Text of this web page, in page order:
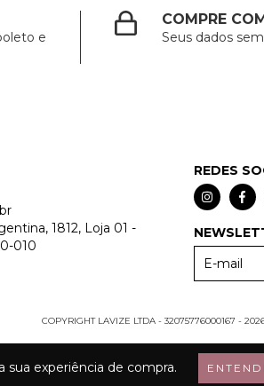
sua experiência de compra. ENTENDI
e
COMPRE
Seus dados
1812, Loja 01 -
010
REDES
COPYRIGHT LAVIZE LTDA - 32075776000167 -